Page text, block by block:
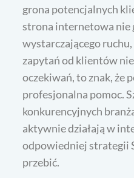
grona potencjalnych
strona internetowa nie
wystarczającego
zapytań od klientów
oczekiwań, to znak, że
profesjonalna pomoc.
konkurencyjnych
aktywnie działają w
odpowiedniej strategii
przebić.